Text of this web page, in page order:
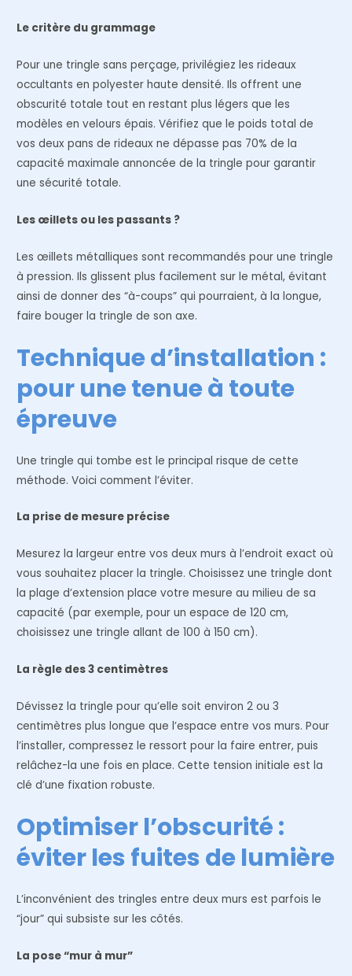
Le critère du grammage
Pour une tringle sans perçage, privilégiez les rideaux
occultants en polyester haute densité. Ils offrent une
obscurité totale tout en restant plus légers que les
modèles en velours épais. Vérifiez que le poids total de
vos deux pans de rideaux ne dépasse pas 70% de la
capacité maximale annoncée de la tringle pour garantir
une sécurité totale.
Les œillets ou les passants ?
Les œillets métalliques sont recommandés pour une tringle
à pression. Ils glissent plus facilement sur le métal, évitant
ainsi de donner des “à-coups” qui pourraient, à la longue,
faire bouger la tringle de son axe.
Technique d’installation :
pour une tenue à toute
épreuve
Une tringle qui tombe est le principal risque de cette
méthode. Voici comment l’éviter.
La prise de mesure précise
Mesurez la largeur entre vos deux murs à l’endroit exact où
vous souhaitez placer la tringle. Choisissez une tringle dont
la plage d’extension place votre mesure au milieu de sa
capacité (par exemple, pour un espace de 120 cm,
choisissez une tringle allant de 100 à 150 cm).
La règle des 3 centimètres
Dévissez la tringle pour qu’elle soit environ 2 ou 3
centimètres plus longue que l’espace entre vos murs. Pour
l’installer, compressez le ressort pour la faire entrer, puis
relâchez-la une fois en place. Cette tension initiale est la
clé d’une fixation robuste.
Optimiser l’obscurité :
éviter les fuites de lumière
L’inconvénient des tringles entre deux murs est parfois le
“jour” qui subsiste sur les côtés.
La pose “mur à mur”